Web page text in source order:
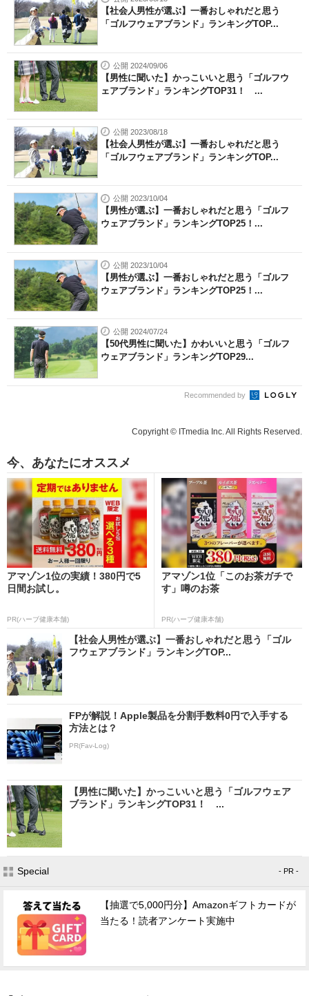
【社会人男性が選ぶ】一番おしゃれだと思う
「ゴルフウェアブランド」ランキングTOP...
公開 2024/09/06
【男性に聞いた】かっこいいと思う「ゴルフウ
ェアブランド」ランキングTOP31！ ...
公開 2023/08/18
【社会人男性が選ぶ】一番おしゃれだと思う
「ゴルフウェアブランド」ランキングTOP...
公開 2023/10/04
【男性が選ぶ】一番おしゃれだと思う「ゴルフ
ウェアブランド」ランキングTOP25！...
公開 2023/10/04
【男性が選ぶ】一番おしゃれだと思う「ゴルフ
ウェアブランド」ランキングTOP25！...
公開 2024/07/24
【50代男性に聞いた】かわいいと思う「ゴルフ
ウェアブランド」ランキングTOP29...
Recommended by
Copyright © ITmedia Inc. All Rights Reserved.
今、あなたにオススメ
アマゾン1位の実績！380円で5
日間お試し。
PR(ハーブ健康本舗)
アマゾン1位「このお茶ガチで
す」噂のお茶
PR(ハーブ健康本舗)
【社会人男性が選ぶ】一番おしゃれだと思う「ゴル
フウェアブランド」ランキングTOP...
FPが解説！Apple製品を分割手数料0円で入手する
方法とは？
PR(Fav-Log)
【男性に聞いた】かっこいいと思う「ゴルフウェア
ブランド」ランキングTOP31！ ...
Special - PR -
【抽選で5,000円分】Amazonギフトカードが
当たる！読者アンケート実施中